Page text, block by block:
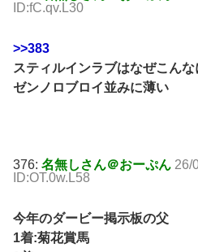
ID:fC.qv.L30
>>383
スティルインラブはなぜこん
ゼンノロブロイ並みに薄い
376: 名無しさん＠おーぷん 26/
ID:OT.0w.L58
今年のダービー掲示板の父
1着:菊花賞馬